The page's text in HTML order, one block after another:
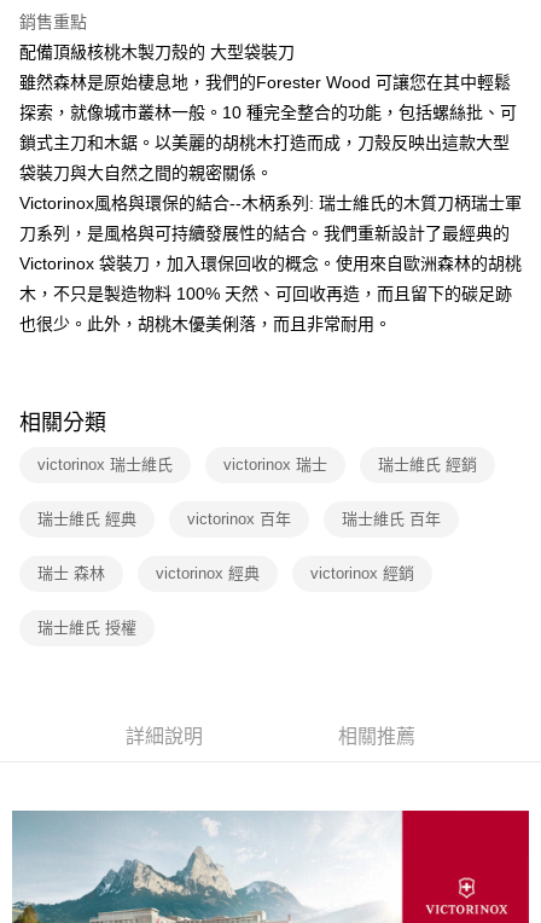
臺灣中小企業銀行
匯豐（台灣）商業銀行
聯邦商業銀行
遠東國際商業銀行
元大商業銀行
永豐商業銀行
玉山商業銀行
星展（台灣）商業銀行
台新國際商業銀行
中國信託商業銀行
台灣樂天信用卡公司
國泰世華商業銀行
臺灣中小企業銀行
台中商業銀行
匯豐（台灣）商業銀行
聯邦商業銀行
遠東國際商業銀行
元大商業銀行
永豐商業銀行
玉山商業銀行
星展（台灣）商業銀行
台新國際商業銀行
台灣樂天信用卡公司
上海商業儲蓄銀行
國泰世華商業銀行
兆豐國際商業銀行
臺灣中小企業銀行
台中商業銀行
匯豐（台灣）商業銀行
華泰商業銀行
聯邦商業銀行
遠東國際商業銀行
元大商業銀行
永豐商業銀行
玉山商業銀行
台新國際商業銀行
中國信託商業銀行
台灣樂天信用卡公司
LINE Pay
Apple Pay
街口支付
悠遊付
Google Pay
運送方式
廠商自送宅配免運
銷售重點
配備頂級核桃木製刀殼的 大型袋裝刀
雖然森林是原始棲息地，我們的Forester Wood 可讓您在其中輕鬆
探索，就像城市叢林一般。10 種完全整合的功能，包括螺絲批、可
鎖式主刀和木鋸。以美麗的胡桃木打造而成，刀殼反映出這款大型
袋裝刀與大自然之間的親密關係。
Victorinox風格與環保的結合--木柄系列: 瑞士維氏的木質刀柄瑞士軍
刀系列，是風格與可持續發展性的結合。我們重新設計了最經典的
Victorinox 袋裝刀，加入環保回收的概念。使用來自歐洲森林的胡桃
木，不只是製造物料 100% 天然、可回收再造，而且留下的碳足跡
也很少。此外，胡桃木優美俐落，而且非常耐用。
相關分類
victorinox 瑞士維氏 victorinox 瑞士 瑞士維氏 經銷
瑞士維氏 經典 victorinox 百年 瑞士維氏 百年
瑞士 森林 victorinox 經典 victorinox 經銷
瑞士維氏 授權
詳細說明 相關推薦